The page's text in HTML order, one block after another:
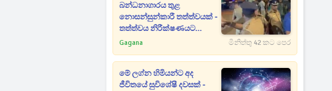
බන්ධනාගාරය තුළ
නොසන්සුන්කාරී තත්ත්වයක් -
තත්ත්වය නිරීක්ෂණයට
ඩ්‍රෝන යානා ද යොදවයි
Gagana මිනිත්තු 42 කට පෙර
මේ ලග්න හිමියන්ට අද
ජීවිතයේ සුවිශේෂී දවසක් -